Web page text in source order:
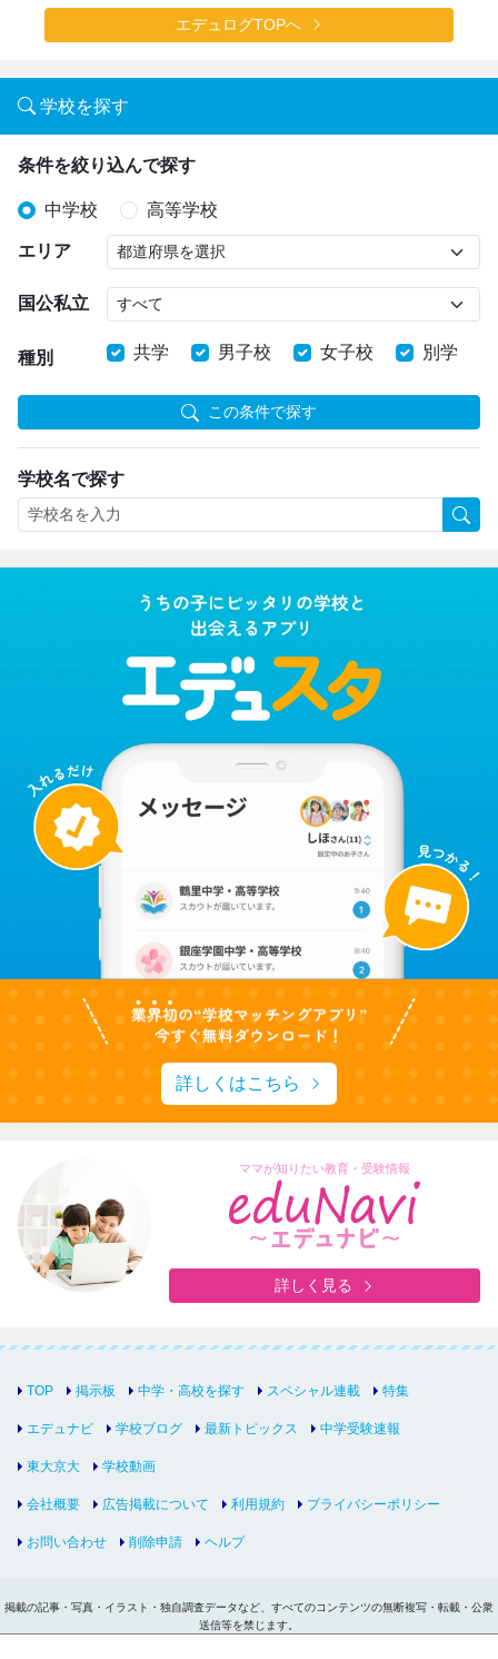
エデュログTOPへ
学校を探す
条件を絞り込んで探す
中学校 高等学校
エリア
国公私立
種別 共学 男子校 女子校 別学
この条件で探す
学校名で探す
詳しくはこちら
ママが知りたい教育・受験情報
詳しく見る
TOP 掲示板 中学・高校を探す スペシャル連載 特集
エデュナビ 学校ブログ 最新トピックス 中学受験速報
東大京大 学校動画
会社概要 広告掲載について 利用規約 プライバシーポリシー
お問い合わせ 削除申請 ヘルプ
掲載の記事・写真・イラスト・独自調査データなど、すべてのコンテンツの無断複写・転載・公衆
送信等を禁じます。